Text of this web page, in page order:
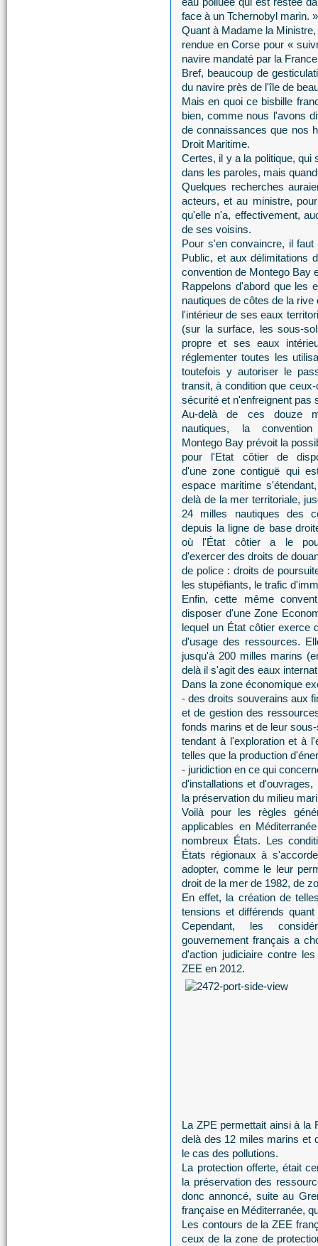
face à un Tchernobyl marin.
Quant à Madame la
rendue en Corse pour «
navire mandaté par la
Bref, beaucoup de
du navire près de l'île de
Mais en quoi ce bisbille
bien, comme nous l'avons
de connaissances que nos
Droit Maritime.
Certes, il y a la politique, qui
dans les paroles, mais
Quelques recherches
acteurs, et au ministre,
qu'elle n'a, effectivement,
de ses voisins.
Pour s'en convaincre, il
Public, et aux délimitations
convention de Montego Bay
Rappelons d'abord que les
nautiques de côtes de la
l'intérieur de ses eaux
(sur la surface, les sous-
propre et ses eaux
réglementer toutes les
toutefois y autoriser le
transit, à condition que
sécurité et n'enfreignent pas
Au-delà de ces douze
nautiques, la
Montego Bay prévoit la
pour l'Etat côtier de
d'une zone contiguë qui
espace maritime
delà de la mer territoriale,
24 milles nautiques des
depuis la ligne de base
où l'État côtier a le
d'exercer des droits de
de police : droits de
les stupéfiants, le trafic
Enfin, cette même
disposer d'une Zone
lequel un État côtier exerce
d'usage des ressources.
jusqu'à 200 milles marins
delà il s'agit des eaux
Dans la zone économique
- des droits souverains aux
et de gestion des
fonds marins et de leur
tendant à l'exploration et à
telles que la production
- juridiction en ce qui
d'installations et
la préservation du milieu
Voilà pour les règles
applicables en
nombreux États. Les
États régionaux à
adopter, comme le leur
droit de la mer de 1982, de
En effet, la création de
tensions et différends
Cependant, les
gouvernement français a
d'action judiciaire contre
ZEE en 2012.
La ZPE permettait ainsi à la
delà des 12 miles marins et
le cas des pollutions.
La protection offerte, était
la préservation des
donc annoncé, suite au
française en Méditerranée,
Les contours de la ZEE
ceux de la zone de